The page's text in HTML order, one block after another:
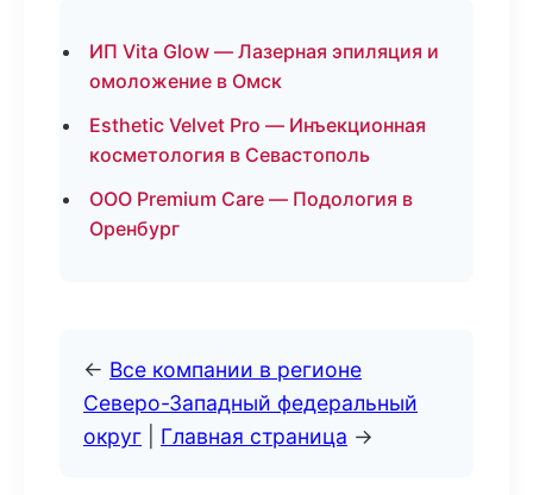
ИП Vita Glow — Лазерная эпиляция и
омоложение в Омск
Esthetic Velvet Pro — Инъекционная
косметология в Севастополь
ООО Premium Care — Подология в
Оренбург
← Все компании в регионе
Северо-Западный федеральный
округ
Главная страница →